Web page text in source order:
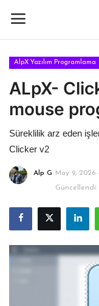
Giriş
Anasayfa
İletişim
BİLİM &
GÜNDEM-HABER
ANKET VE TEST
AlpX Yazılım Programlama
ALpX-
mouse
Süreklilik arz eden
Clicker v2
Alp G May 9, 2026 -
Güncellendi: